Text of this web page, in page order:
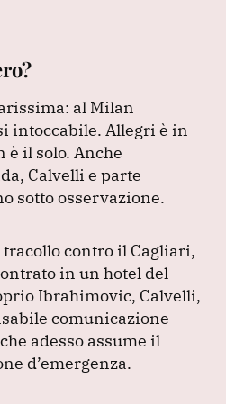
al Milan
intoccabile. Allegri è in
è il solo. Anche
Calvelli e parte
sotto osservazione.
contro il Cagliari,
in un hotel del
Ibrahimovic, Calvelli,
comunicazione
adesso assume il
d’emergenza.